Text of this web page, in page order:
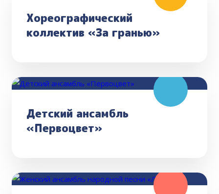
Хореографический
коллектив «За гранью»
Детский ансамбль
«Первоцвет»